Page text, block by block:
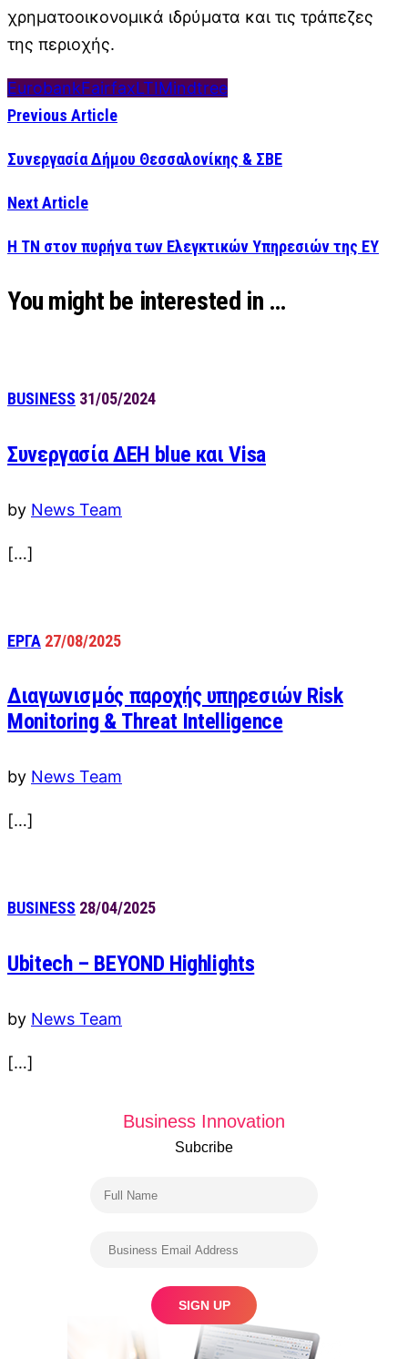
χρηματοοικονομικά ιδρύματα και τις τράπεζες
της περιοχής.
EurobankFairfaxLTIMindtree
Previous Article
Συνεργασία Δήμου Θεσσαλονίκης & ΣΒΕ
Next Article
Η ΤΝ στον πυρήνα των Ελεγκτικών Υπηρεσιών της EY
You might be interested in …
BUSINESS 31/05/2024
Συνεργασία ΔΕΗ blue και Visa
by News Team
[…]
ΕΡΓΑ 27/08/2025
Διαγωνισμός παροχής υπηρεσιών Risk
Μonitoring & Τhreat Ιntelligence
by News Team
[…]
BUSINESS 28/04/2025
Ubitech – BEYOND Highlights
by News Team
[…]
Business Innovation
Subcribe